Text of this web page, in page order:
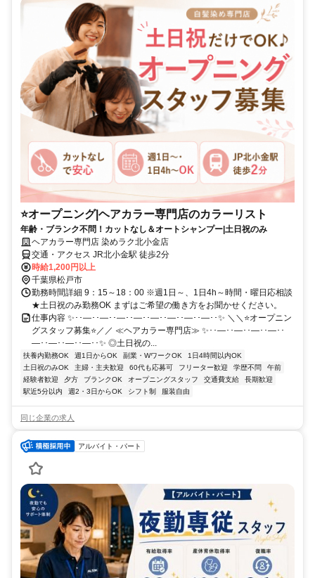
⭐オープニング|ヘアカラー専門店のカラーリスト
年齢・ブランク不問！カットなし＆オートシャンプー|土日祝のみ
ヘアカラー専門店 染めラク北小金店
交通・アクセス JR北小金駅 徒歩2分
時給1,200円以上
千葉県松戸市
勤務時間詳細 9：15～18：00 ※週1日～、1日4h～時間・曜日応相談
★土日祝のみ勤務OK まずはご希望の働き方をお聞かせください。
仕事内容 ✨･･―･･―･･―･･―･･―･･―･･―･･―･･✨ ＼＼⭐オープニン
グスタッフ募集⭐／／ ≪ヘアカラー専門店≫ ✨･･―･･―･･―･･―･･
―･･―･･―･･―･･✨ ◎土日祝の...
扶養内勤務OK 週1日からOK 副業・WワークOK
1日4時間以内OK
土日祝のみOK
主婦・主夫歓迎 60代も応募可 フリーター歓迎 学歴不問
午前
経験者歓迎
夕方 ブランクOK オープニングスタッフ 交通費支給
長期歓迎
駅近5分以内
週2・3日からOK シフト制 服装自由
同じ企業の求人
アルバイト・パート